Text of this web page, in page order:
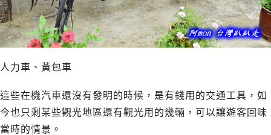
人力車、黃包車
這些在機汽車還沒有發明的時候，是有錢用的交通工具，如
今也只剩某些觀光地區還有觀光用的幾輛，可以讓遊客回味
當時的情景。